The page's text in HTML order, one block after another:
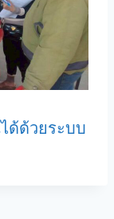
ด้ด้วยระบบ